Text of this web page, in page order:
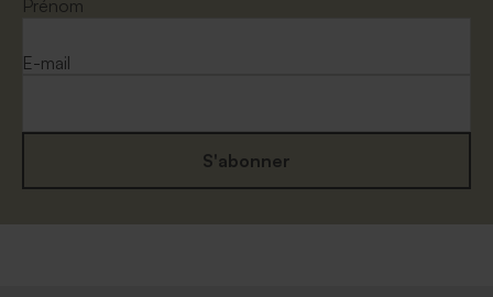
Prénom
E-mail
S'abonner